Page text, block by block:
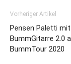
Vorheriger Artikel
Pensen Paletti mit
BummGitarre 2.0
BummTour 2020